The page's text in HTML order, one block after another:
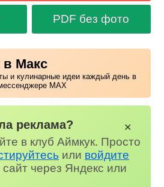
PDF без фото
в Макс
и кулинарные идеи каждый день в
MAX
реклама?
в клуб Аймкук. Просто
или войдите
через Яндекс или
✕